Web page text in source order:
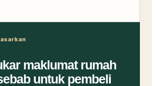
maklumat rumah
untuk pembeli